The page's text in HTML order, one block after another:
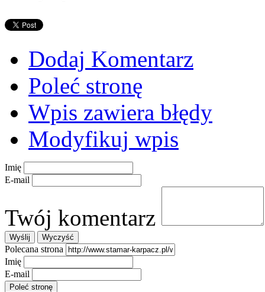
Dodaj Komentarz
Poleć stronę
Wpis zawiera błędy
Modyfikuj wpis
Imię
E-mail
Twój komentarz
Polecana strona
Imię
E-mail